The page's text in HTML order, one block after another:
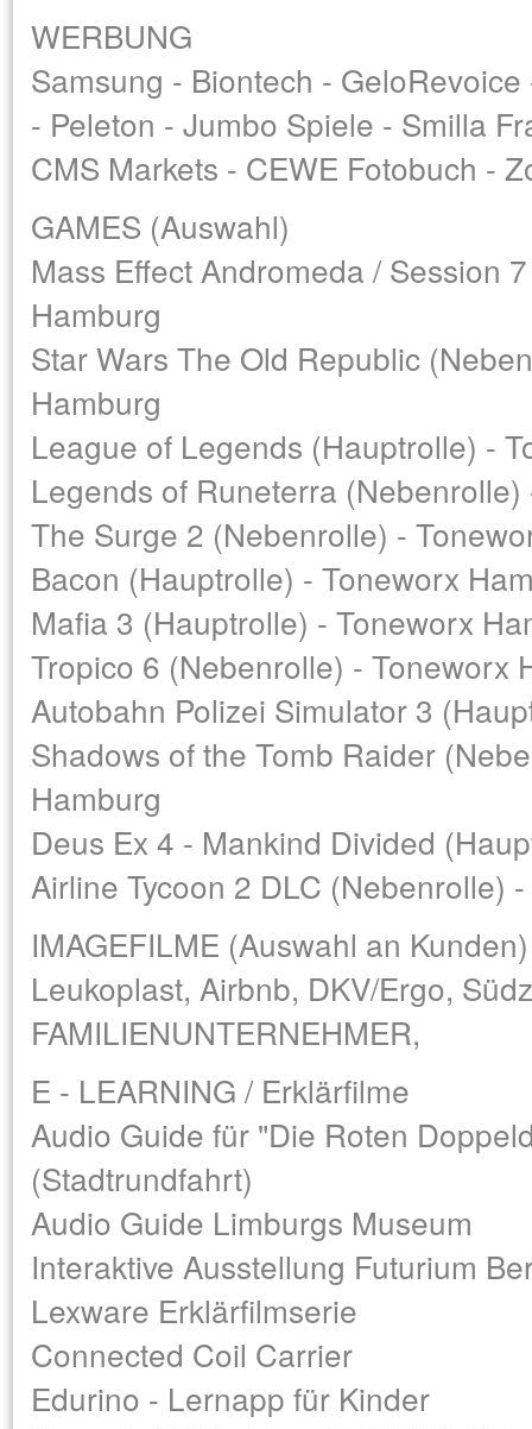
WERBUNG
Samsung - Biontech -
- Peleton - Jumbo Spiele - Smilla
CMS Markets - CEWE Fotobuch -
GAMES (Auswahl)
Mass Effect Andromeda / Session
Hamburg
Star Wars The Old Republic
Hamburg
League of Legends (Hauptrolle) -
Legends of Runeterra
The Surge 2 (Nebenrolle) -
Bacon (Hauptrolle) - Toneworx
Mafia 3 (Hauptrolle) - Toneworx
Tropico 6 (Nebenrolle) - Toneworx
Autobahn Polizei Simulator 3
Shadows of the Tomb Raider
Hamburg
Deus Ex 4 - Mankind Divided
Airline Tycoon 2 DLC (Nebenrolle)
IMAGEFILME (Auswahl an Kunden)
Leukoplast, Airbnb, DKV/Ergo,
FAMILIENUNTERNEHMER,
E - LEARNING / Erklärfilme
Audio Guide für "Die Roten
(Stadtrundfahrt)
Audio Guide Limburgs Museum
Interaktive Ausstellung Futurium
Lexware Erklärfilmserie
Connected Coil Carrier
Edurino - Lernapp für Kinder